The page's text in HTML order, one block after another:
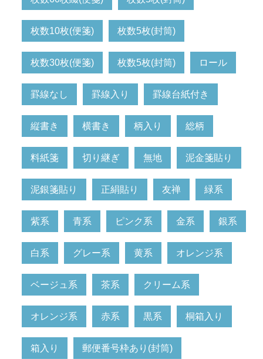
枚数10枚(便箋) 枚数5枚(封筒)
枚数30枚(便箋) 枚数5枚(封筒) ロール
罫線なし 罫線入り 罫線台紙付き
縦書き 横書き 柄入り 総柄
料紙箋 切り継ぎ 無地 泥金箋貼り
泥銀箋貼り 正絹貼り 友禅 緑系
紫系 青系 ピンク系 金系 銀系
白系 グレー系 黄系 オレンジ系
ベージュ系 茶系 クリーム系
オレンジ系 赤系 黒系 桐箱入り
箱入り 郵便番号枠あり(封筒)